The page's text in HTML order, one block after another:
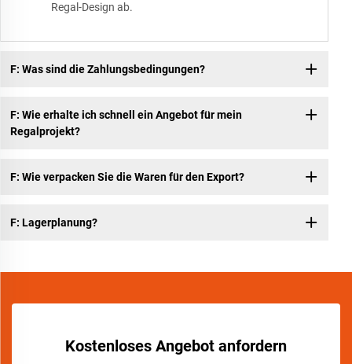
Regal-Design ab.
F: Was sind die Zahlungsbedingungen?
F: Wie erhalte ich schnell ein Angebot für mein
Regalprojekt?
F: Wie verpacken Sie die Waren für den Export?
F: Lagerplanung?
Kostenloses Angebot anfordern